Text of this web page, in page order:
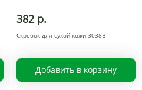
382 р.
Скребок для сухой кожи 3038B
Добавить в корзину